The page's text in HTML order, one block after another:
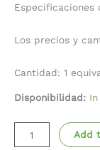
Especificaciones
Los precios y
Cantidad: 1
Disponibilidad:
Add